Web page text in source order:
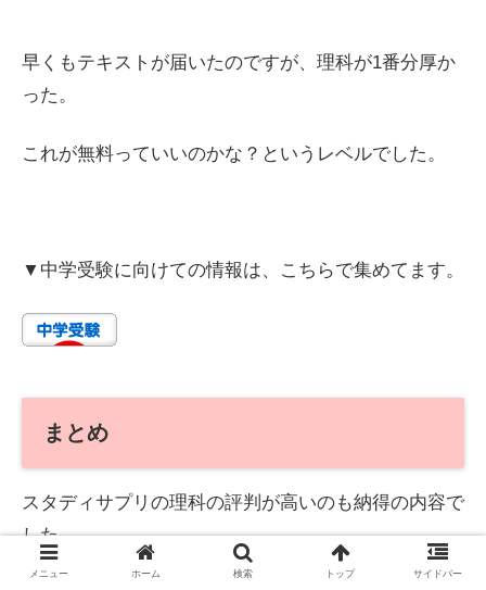
早くもテキストが届いたのですが、理科が1番分厚か
った。
これが無料っていいのかな？というレベルでした。
▼中学受験に向けての情報は、こちらで集めてます。
まとめ
スタディサプリの理科の評判が高いのも納得の内容で
した。
メニュー ホーム 検索 トップ サイドバー